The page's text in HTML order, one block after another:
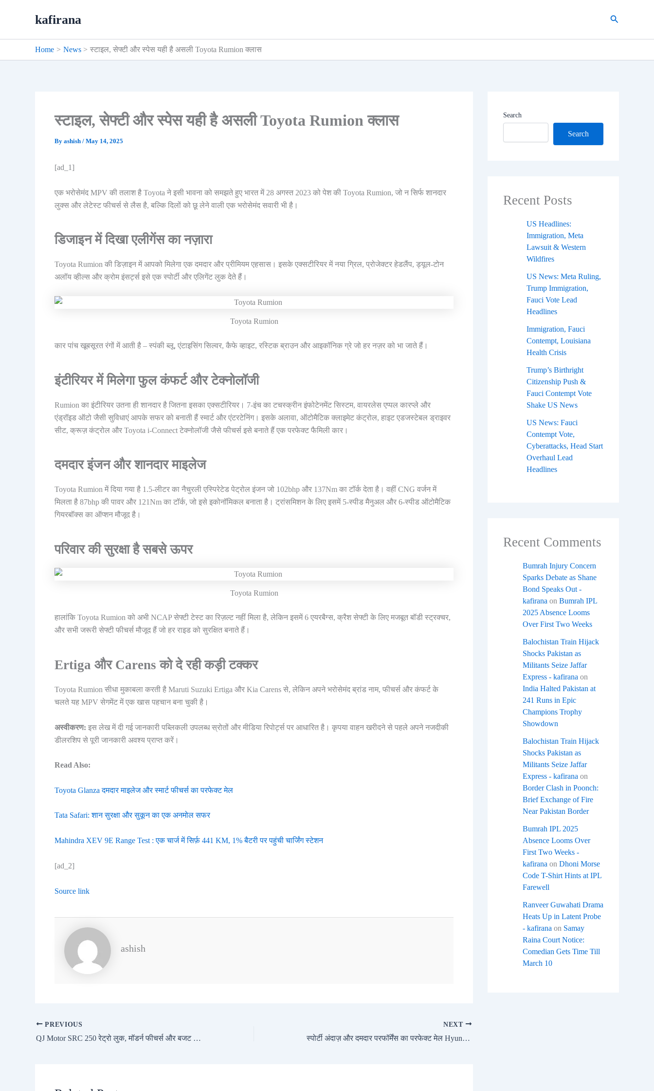
kafirana Search
Home News स्टाइल, सेफ्टी और स्पेस यही है असली Toyota Rumion क्लास
स्टाइल, सेफ्टी और स्पेस यही है असली Toyota Rumion क्लास
By ashish / May 14, 2025
[ad_1]
एक भरोसेमंद MPV की तलाश है Toyota ने इसी भावना को समझते हुए भारत में 28 अगस्त 2023 को पेश की Toyota Rumion, जो न सिर्फ शानदार
लुक्स और लेटेस्ट फीचर्स से लैस है, बल्कि दिलों को छू लेने वाली एक भरोसेमंद सवारी भी है।
डिजाइन में दिखा एलीगेंस का नज़ारा
Toyota Rumion की डिज़ाइन में आपको मिलेगा एक दमदार और प्रीमियम एहसास। इसके एक्सटीरियर में नया ग्रिल, प्रोजेक्टर हेडलैंप, ड्यूल-टोन
अलॉय व्हील्स और क्रोम इंसर्ट्स इसे एक स्पोर्टी और एलिगेंट लुक देते हैं।
Toyota Rumion
कार पांच खूबसूरत रंगों में आती है – स्पंकी ब्लू, एंटाइसिंग सिल्वर, कैफे व्हाइट, रस्टिक ब्राउन और आइकॉनिक ग्रे जो हर नज़र को भा जाते हैं।
इंटीरियर में मिलेगा फुल कंफर्ट और टेक्नोलॉजी
Rumion का इंटीरियर उतना ही शानदार है जितना इसका एक्सटीरियर। 7-इंच का टचस्क्रीन इंफोटेनमेंट सिस्टम, वायरलेस एप्पल कारप्ले और
एंड्रॉइड ऑटो जैसी सुविधाएं आपके सफर को बनाती हैं स्मार्ट और एंटरटेनिंग। इसके अलावा, ऑटोमैटिक क्लाइमेट कंट्रोल, हाइट एडजस्टेबल ड्राइवर
सीट, क्रूज़ कंट्रोल और Toyota i-Connect टेक्नोलॉजी जैसे फीचर्स इसे बनाते हैं एक परफेक्ट फैमिली कार।
दमदार इंजन और शानदार माइलेज
Toyota Rumion में दिया गया है 1.5-लीटर का नैचुरली एस्पिरेटेड पेट्रोल इंजन जो 102bhp और 137Nm का टॉर्क देता है। वहीं CNG वर्जन में
मिलता है 87bhp की पावर और 121Nm का टॉर्क, जो इसे इकोनॉमिकल बनाता है। ट्रांसमिशन के लिए इसमें 5-स्पीड मैनुअल और 6-स्पीड ऑटोमैटिक
गियरबॉक्स का ऑप्शन मौजूद है।
परिवार की सुरक्षा है सबसे ऊपर
Toyota Rumion
हालांकि Toyota Rumion को अभी NCAP सेफ्टी टेस्ट का रिज़ल्ट नहीं मिला है, लेकिन इसमें 6 एयरबैग्स, क्रैश सेफ्टी के लिए मजबूत बॉडी स्ट्रक्चर,
और सभी जरूरी सेफ्टी फीचर्स मौजूद हैं जो हर राइड को सुरक्षित बनाते हैं।
Ertiga और Carens को दे रही कड़ी टक्कर
Toyota Rumion सीधा मुकाबला करती है Maruti Suzuki Ertiga और Kia Carens से, लेकिन अपने भरोसेमंद ब्रांड नाम, फीचर्स और कंफर्ट के
चलते यह MPV सेगमेंट में एक खास पहचान बना चुकी है।
अस्वीकरण: इस लेख में दी गई जानकारी पब्लिकली उपलब्ध स्रोतों और मीडिया रिपोर्ट्स पर आधारित है। कृपया वाहन खरीदने से पहले अपने नजदीकी
डीलरशिप से पूरी जानकारी अवश्य प्राप्त करें।
Read Also:
Toyota Glanza दमदार माइलेज और स्मार्ट फीचर्स का परफेक्ट मेल
Tata Safari: शान सुरक्षा और सुकून का एक अनमोल सफर
Mahindra XEV 9E Range Test : एक चार्ज में सिर्फ़ 441 KM, 1% बैटरी पर पहुंची चार्जिंग स्टेशन
[ad_2]
Source link
ashish
PREVIOUS
QJ Motor SRC 250 रेट्रो लुक, मॉडर्न फीचर्स और बजट में परफेक्ट बाइक
NEXT
स्पोर्टी अंदाज़ और दमदार परफॉर्मेंस का परफेक्ट मेल Hyundai Creta N Line
Search
Search
Recent Posts
US Headlines:
Immigration, Meta
Lawsuit & Western
Wildfires
US News: Meta Ruling,
Trump Immigration,
Fauci Vote Lead
Headlines
Immigration, Fauci
Contempt, Louisiana
Health Crisis
Trump’s Birthright
Citizenship Push &
Fauci Contempt Vote
Shake US News
US News: Fauci
Contempt Vote,
Cyberattacks, Head Start
Overhaul Lead
Headlines
Recent Comments
Bumrah Injury Concern
Sparks Debate as Shane
Bond Speaks Out -
kafirana on Bumrah IPL
2025 Absence Looms
Over First Two Weeks
Balochistan Train Hijack
Shocks Pakistan as
Militants Seize Jaffar
Express - kafirana on
India Halted Pakistan at
241 Runs in Epic
Champions Trophy
Showdown
Balochistan Train Hijack
Shocks Pakistan as
Militants Seize Jaffar
Express - kafirana on
Border Clash in Poonch:
Brief Exchange of Fire
Near Pakistan Border
Bumrah IPL 2025
Absence Looms Over
First Two Weeks -
kafirana on Dhoni Morse
Code T-Shirt Hints at IPL
Farewell
Ranveer Guwahati Drama
Heats Up in Latent Probe
- kafirana on Samay
Raina Court Notice:
Comedian Gets Time Till
March 10